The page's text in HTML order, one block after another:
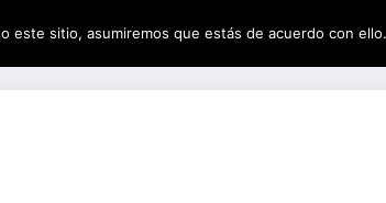
este sitio, asumiremos que estás de acuerdo con ello.